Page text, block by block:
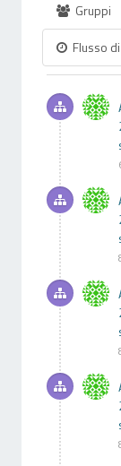
Gruppi
Flusso